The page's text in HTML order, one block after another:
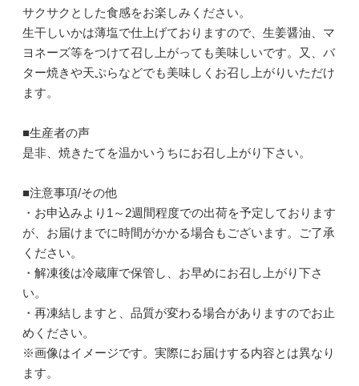
サクサクとした食感をお楽しみください。
生干しいかは薄塩で仕上げておりますので、生姜醤油、マ
ヨネーズ等をつけて召し上がっても美味しいです。又、バ
ター焼きや天ぷらなどでも美味しくお召し上がりいただけ
ます。
■生産者の声
是非、焼きたてを温かいうちにお召し上がり下さい。
■注意事項/その他
・お申込みより1～2週間程度での出荷を予定しております
が、お届けまでに時間がかかる場合もございます。ご了承
ください。
・解凍後は冷蔵庫で保管し、お早めにお召し上がり下さ
い。
・再凍結しますと、品質が変わる場合がありますのでお止
めください。
※画像はイメージです。実際にお届けする内容とは異なり
ます。